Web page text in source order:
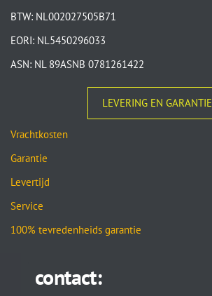
BTW: NL002027505B71
EORI: NL5450296033
ASN: NL 89ASNB 0781261422
LEVERING EN GARANTIE
Vrachtkosten
Garantie
Levertijd
Service
100% tevredenheids garantie
contact: